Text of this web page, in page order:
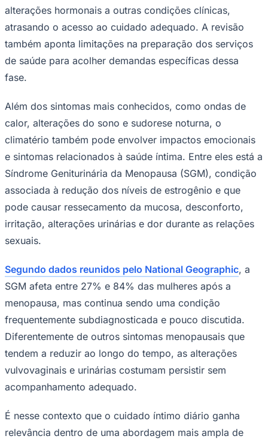
Mirassol
alterações hormonais a outras condições clínicas,
atrasando o acesso ao cuidado adequado. A revisão
também aponta limitações na preparação dos serviços
de saúde para acolher demandas específicas dessa
fase.
Além dos sintomas mais conhecidos, como ondas de
calor, alterações do sono e sudorese noturna, o
climatério também pode envolver impactos emocionais
e sintomas relacionados à saúde íntima. Entre eles está a
Síndrome Geniturinária da Menopausa (SGM), condição
associada à redução dos níveis de estrogênio e que
pode causar ressecamento da mucosa, desconforto,
irritação, alterações urinárias e dor durante as relações
sexuais.
Segundo dados reunidos pelo National Geographic, a
SGM afeta entre 27% e 84% das mulheres após a
menopausa, mas continua sendo uma condição
frequentemente subdiagnosticada e pouco discutida.
Diferentemente de outros sintomas menopausais que
tendem a reduzir ao longo do tempo, as alterações
vulvovaginais e urinárias costumam persistir sem
acompanhamento adequado.
É nesse contexto que o cuidado íntimo diário ganha
relevância dentro de uma abordagem mais ampla de